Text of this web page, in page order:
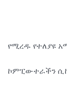
የሚረዱ የተለያዩ
ኮምፒውተራችን